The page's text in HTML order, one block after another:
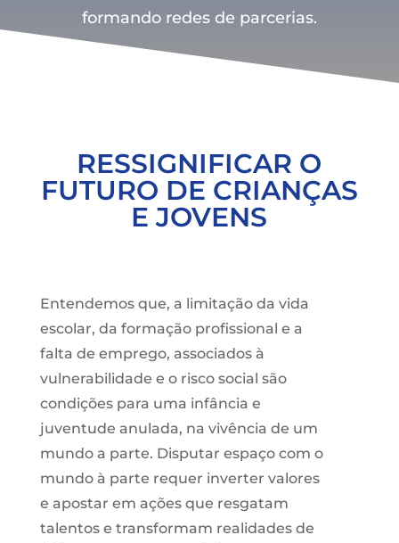
formando redes de parcerias.
RESSIGNIFICAR O
FUTURO DE CRIANÇAS
E JOVENS
Entendemos que, a limitação da vida
escolar, da formação profissional e a
falta de emprego, associados à
vulnerabilidade e o risco social são
condições para uma infância e
juventude anulada, na vivência de um
mundo a parte. Disputar espaço com o
mundo à parte requer inverter valores
e apostar em ações que resgatam
talentos e transformam realidades de